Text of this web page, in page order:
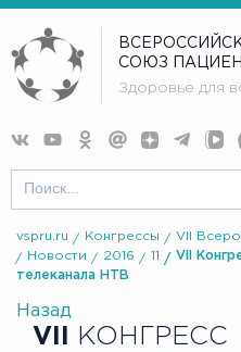
СОЮЗ
Здоровье для
vspru.ru Конгрессы
VII
Новости
2016 11
VII
телеканала НТВ
Назад
VII
КОНГРЕСС